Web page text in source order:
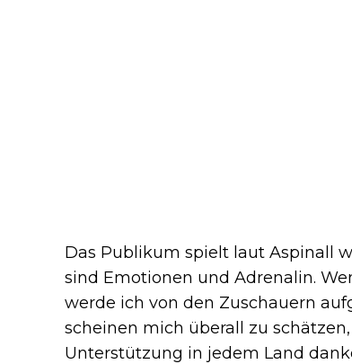
Das Publikum spielt laut Aspinall
sind Emotionen und Adrenalin.
werde ich von den Zuschauern
scheinen mich überall zu
Unterstützung in jedem Land